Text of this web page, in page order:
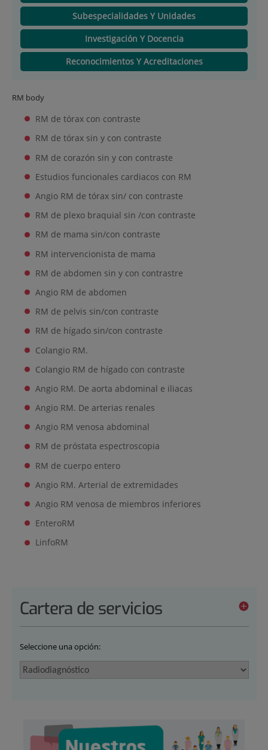
Subespecialidades Y Unidades
Investigación Y Docencia
Reconocimientos Y Acreditaciones
RM body
RM de tórax con contraste
RM de tórax sin y con contraste
RM de corazón sin y con contraste
Estudios funcionales cardiacos con RM
Angio RM de tórax sin/ con contraste
RM de plexo braquial sin /con contraste
RM de mama sin/con contraste
RM intervencionista de mama
RM de abdomen sin y con contrastre
Angio RM de abdomen
RM de pelvis sin/con contraste
RM de hígado sin/con contraste
Colangio RM.
Colangio RM de hígado con contraste
Angio RM. De aorta abdominal e iliacas
Angio RM. De arterias renales
Angio RM venosa abdominal
RM de próstata espectroscopia
RM de cuerpo entero
Angio RM. Arterial de extremidades
Angio RM venosa de miembros inferiores
EnteroRM
LinfoRM
Cartera de servicios
Seleccione una opción: